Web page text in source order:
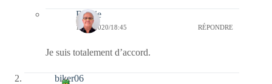
Bernie
10/03/2020/18:45 RÉPONDRE
Je suis totalement d’accord.
biker06